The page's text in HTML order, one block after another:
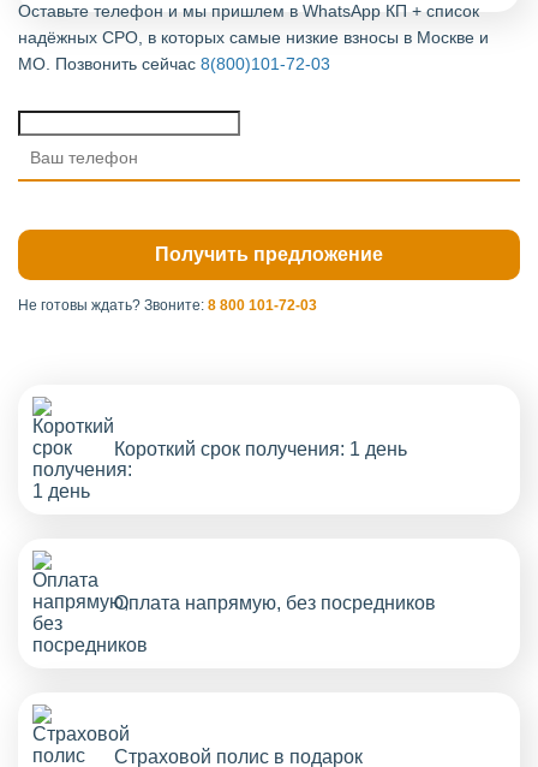
Оставьте телефон и мы пришлем в WhatsApp КП + список
надёжных СРО, в которых самые низкие взносы в Москве и
МО. Позвонить сейчас 8(800)101-72-03
Не готовы ждать? Звоните: 8 800 101-72-03
Короткий срок получения: 1 день
Оплата напрямую, без посредников
Страховой полис в подарок